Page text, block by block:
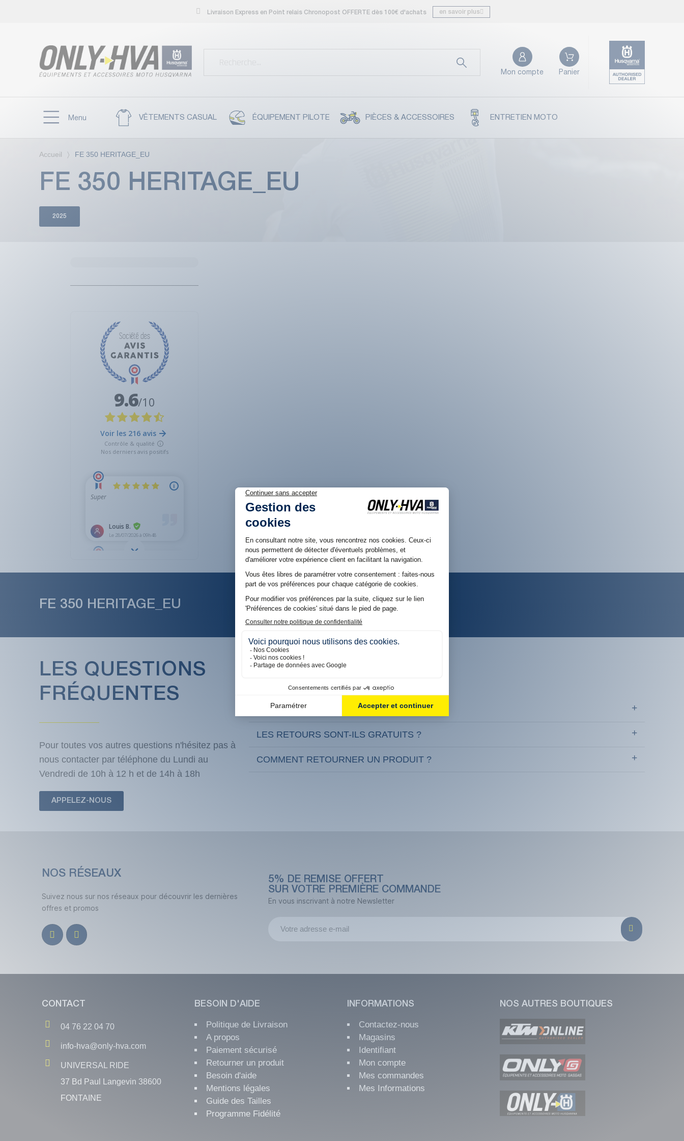
Livraison Express en Point relais Chronopost OFFERTE dès 100€ d'achats en savoir plus
Mon compte Panier
Menu VÊTEMENTS CASUAL ÉQUIPEMENT PILOTE PIÈCES & ACCESSOIRES ENTRETIEN MOTO
Accueil FE 350 HERITAGE_EU
FE 350 HERITAGE_EU
2025
FE 350 HERITAGE_EU
LES QUESTIONS
FRÉQUENTES
Pour toutes vos autres questions n'hésitez pas à
nous contacter par téléphone du Lundi au
Vendredi de 10h à 12 h et de 14h à 18h
APPELEZ-NOUS
QUELS SONT NOS DÉLAIS DE LIVRAISON ?
LES RETOURS SONT-ILS GRATUITS ?
COMMENT RETOURNER UN PRODUIT ?
NOS RÉSEAUX
Suivez nous sur nos réseaux pour découvrir les dernières
offres et promos
5% DE REMISE OFFERT
SUR VOTRE PREMIÈRE COMMANDE
En vous inscrivant à notre Newsletter
CONTACT
04 76 22 04 70
info-hva@only-hva.com
UNIVERSAL RIDE
37 Bd Paul Langevin 38600
FONTAINE
BESOIN D'AIDE
Politique de Livraison
A propos
Paiement sécurisé
Retourner un produit
Besoin d'aide
Mentions légales
Guide des Tailles
Programme Fidélité
INFORMATIONS
Contactez-nous
Magasins
Identifiant
Mon compte
Mes commandes
Mes Informations
NOS AUTRES BOUTIQUES